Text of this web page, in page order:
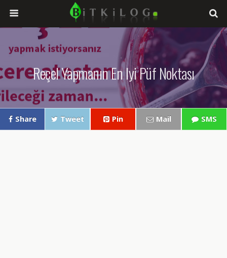
Reçel Yapmanın En Iyi Püf Noktası
Share Tweet Pin Mail SMS